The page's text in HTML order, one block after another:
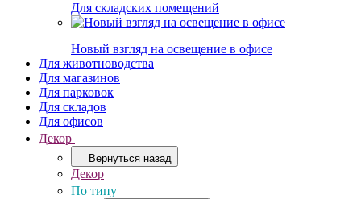
Для складских помещений
Новый взгляд на освещение в офисе
Для животноводства
Для магазинов
Для парковок
Для складов
Для офисов
Декор
Вернуться назад
Декор
По типу